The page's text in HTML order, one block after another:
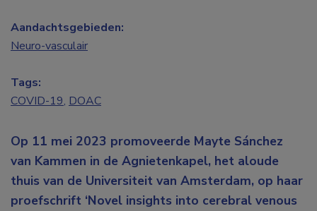
Op 11 mei 2023 promoveerde Mayte Sánchez
van Kammen in de Agnietenkapel, het aloude
thuis van de Universiteit van Amsterdam, op haar
proefschrift ‘Novel insights into cerebral venous
Aandachtsgebieden:
Neuro-vasculair
Tags:
COVID-19, DOAC